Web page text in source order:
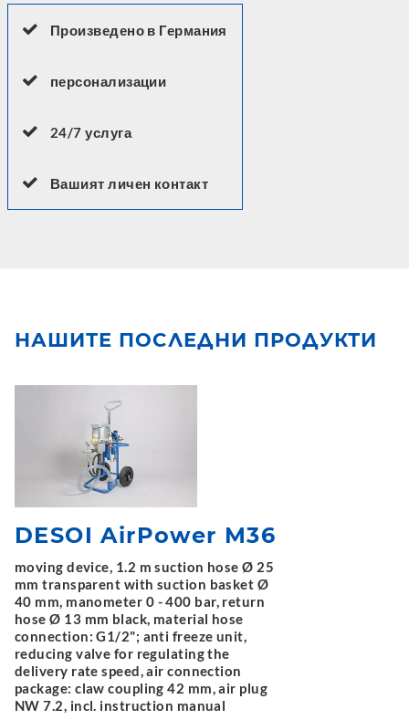
Произведено в Германия
персонализации
24/7 услуга
Вашият личен контакт
НАШИТЕ ПОСЛЕДНИ ПРОДУКТИ
DESOI AirPower M36
moving device, 1.2 m suction hose Ø 25
mm transparent with suction basket Ø
40 mm, manometer 0 - 400 bar, return
hose Ø 13 mm black, material hose
connection: G1/2"; anti freeze unit,
reducing valve for regulating the
delivery rate speed, air connection
package: claw coupling 42 mm, air plug
NW 7.2, incl. instruction manual